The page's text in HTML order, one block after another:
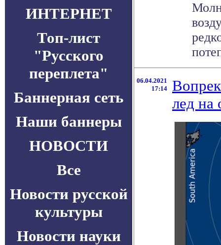
ИНТЕРНЕТ
Топ-лист
"Русского
переплета"
Баннерная сеть
Наши баннеры
НОВОСТИ
Все
Новости русской
культуры
Новости науки
06.04.2021
17:14
лед на